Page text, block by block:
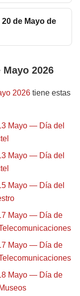
de Mayo de
2026
2026 tiene estas
Mayo — Día del
Mayo — Día del
Mayo — Día del
Mayo — Día de
Mayo — Día de
Mayo — Día de